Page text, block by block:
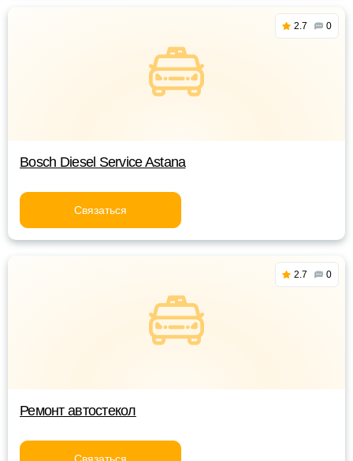
2.7 0
Bosch Diesel Service Astana
Связаться
2.7 0
Ремонт автостекол